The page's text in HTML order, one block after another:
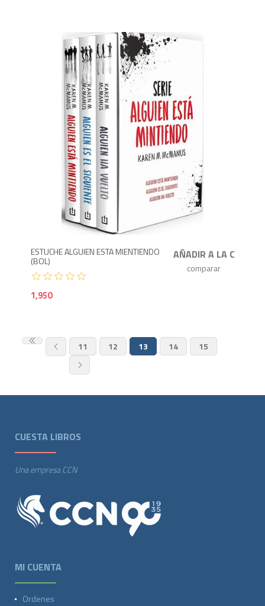
ESTUCHE ALGUIEN ESTA MIENTIENDO
(BOL)
1,950
11 12 13 14 15
CUESTA LIBROS
Una empresa CCN
MI CUENTA
Ordenes